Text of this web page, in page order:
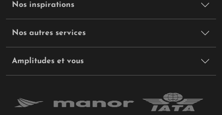
Nos inspirations
Nos autres services
Amplitudes et vous